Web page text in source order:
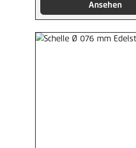
Ansehen